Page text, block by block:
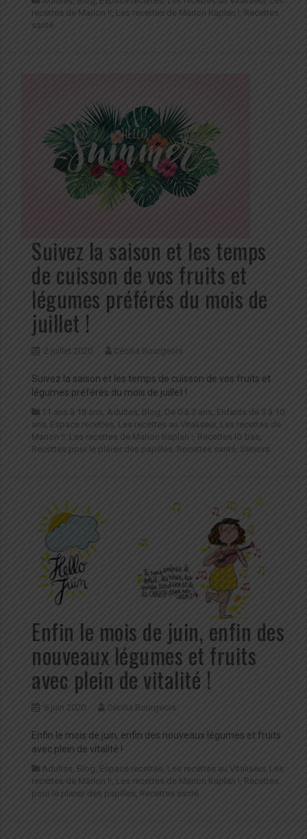
recettes de Marion !! Les recettes de Marion Kaplan !
Recettes
santé
Suivez la saison et les temps
de cuisson de vos fruits et
légumes préférés du mois de
juillet !
2 juillet 2020 Cécilia Bourgeois
Suivez la saison et les temps de cuisson de vos fruits et
légumes préférés du mois de juillet !
11 ans à 18 ans Adultes Blog De 0 à 3 ans Enfants de 3 à 10
ans
Espace recettes Les recettes au Vitaliseur, Les recettes de
Marion !!
Les recettes de Marion Kaplan ! Recettes IG bas
Recettes pour le plaisir des papilles Recettes santé Seniors
Enfin le mois de juin, enfin des
nouveaux légumes et fruits
avec plein de vitalité !
6 juin 2020 Cécilia Bourgeois
Enfin le mois de juin, enfin des nouveaux légumes et fruits
avec plein de vitalité !
Adultes Blog Espace recettes Les recettes au Vitaliseur
Les
recettes de Marion !!
Les recettes de Marion Kaplan !
Recettes
pour le plaisir des papilles Recettes santé